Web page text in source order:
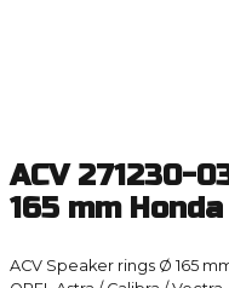
ACV 271230-
165 mm
ACV Speaker rings Ø 165